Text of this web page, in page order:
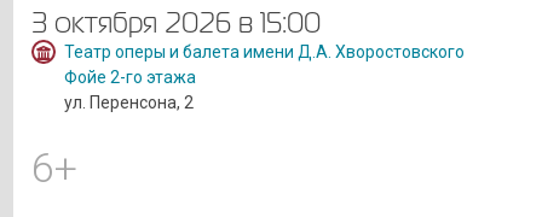
3 октября 2026 в 15:00
Театр оперы и балета имени Д.А. Хворостовского
Фойе 2-го этажа
ул. Перенсона, 2
6+